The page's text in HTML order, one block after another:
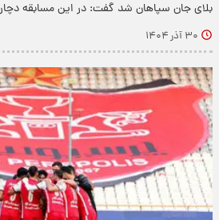
بلای جان سپاهان شد گفت: در این مسابقه
۳۰ آذر ۱۴۰۴